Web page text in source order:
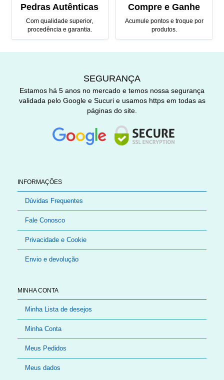
Pedras Autênticas
Com qualidade superior,
procedência e garantia.
Compre e Ganhe
Acumule pontos e troque por
produtos.
INFORMAÇÕES
Dúvidas Frequentes
Fale Conosco
Privacidade e Cookie
Envio e devolução
MINHA CONTA
Minha Lista de desejos
Minha Conta
Meus Pedidos
Meus dados
SEGURANÇA
Estamos há 5 anos no mercado e temos nossa segurança
validada pelo Google e Sucuri e usamos https em todas as
páginas do site.